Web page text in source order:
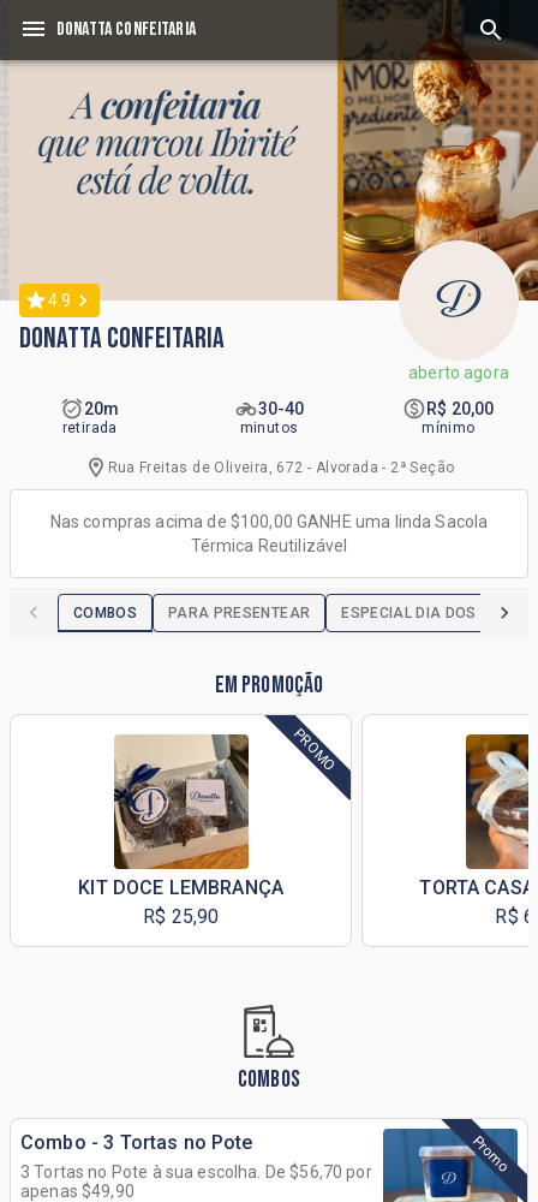
4.9
DONATTA CONFEITARIA
aberto agora
20m
retirada
30-40
minutos
R$ 20,00
mínimo
Rua Freitas de Oliveira, 672 - Alvorada - 2ª Seção
Nas compras acima de $100,00 GANHE uma linda Sacola
Térmica Reutilizável
COMBOS PARA PRESENTEAR ESPECIAL DIA DOS PAIS
EM PROMOÇÃO
PROMO
KIT DOCE LEMBRANÇA
R$ 25,90
TORTA
R$
DONATTA CONFEITARIA
COMBOS
Combo - 3 Tortas no Pote Promo
3 Tortas no Pote à sua escolha. De $56,70 por
apenas $49,90